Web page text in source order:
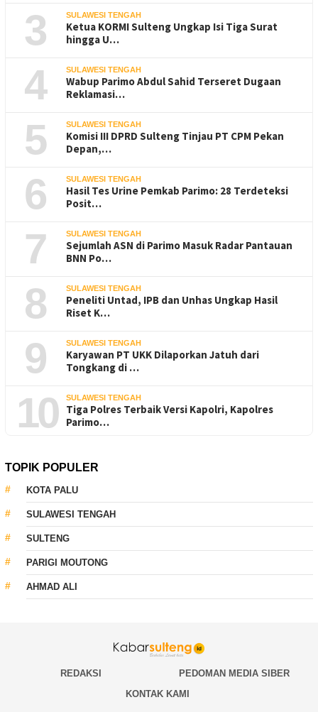
3 SULAWESI TENGAH
Ketua KORMI Sulteng Ungkap Isi Tiga Surat
hingga U…
4 SULAWESI TENGAH
Wabup Parimo Abdul Sahid Terseret Dugaan
Reklamasi…
5 SULAWESI TENGAH
Komisi III DPRD Sulteng Tinjau PT CPM Pekan
Depan,…
6 SULAWESI TENGAH
Hasil Tes Urine Pemkab Parimo: 28 Terdeteksi
Posit…
7 SULAWESI TENGAH
Sejumlah ASN di Parimo Masuk Radar Pantauan
BNN Po…
8 SULAWESI TENGAH
Peneliti Untad, IPB dan Unhas Ungkap Hasil
Riset K…
9 SULAWESI TENGAH
Karyawan PT UKK Dilaporkan Jatuh dari
Tongkang di …
10 SULAWESI TENGAH
Tiga Polres Terbaik Versi Kapolri, Kapolres
Parimo…
TOPIK POPULER
KOTA PALU
SULAWESI TENGAH
SULTENG
PARIGI MOUTONG
AHMAD ALI
REDAKSI
PEDOMAN MEDIA SIBER
KONTAK KAMI